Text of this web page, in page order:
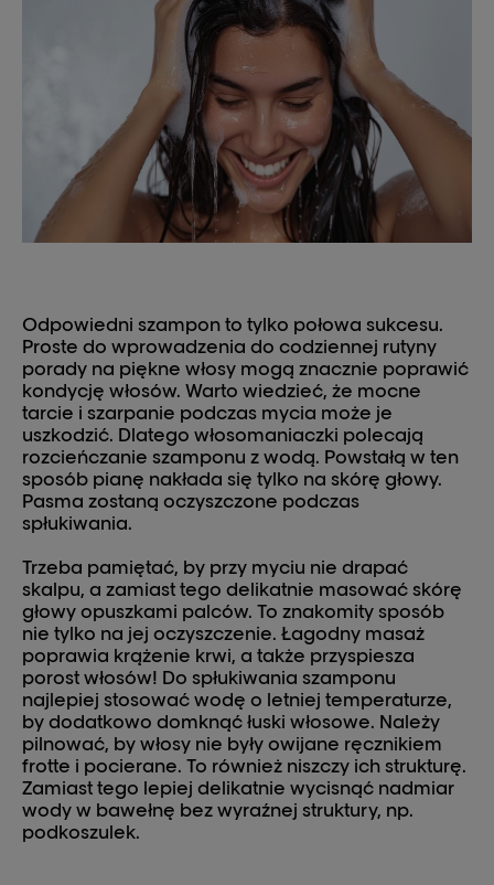
Odpowiedni szampon to tylko połowa sukcesu.
Proste do wprowadzenia do codziennej rutyny
porady na piękne włosy mogą znacznie poprawić
kondycję włosów. Warto wiedzieć, że mocne
tarcie i szarpanie podczas mycia może je
uszkodzić. Dlatego włosomaniaczki polecają
rozcieńczanie szamponu z wodą. Powstałą w ten
sposób pianę nakłada się tylko na skórę głowy.
Pasma zostaną oczyszczone podczas
spłukiwania.
Trzeba pamiętać, by przy myciu nie drapać
skalpu, a zamiast tego delikatnie masować skórę
głowy opuszkami palców. To znakomity sposób
nie tylko na jej oczyszczenie. Łagodny masaż
poprawia krążenie krwi, a także przyspiesza
porost włosów! Do spłukiwania szamponu
najlepiej stosować wodę o letniej temperaturze,
by dodatkowo domknąć łuski włosowe. Należy
pilnować, by włosy nie były owijane ręcznikiem
frotte i pocierane. To również niszczy ich strukturę.
Zamiast tego lepiej delikatnie wycisnąć nadmiar
wody w bawełnę bez wyraźnej struktury, np.
podkoszulek.